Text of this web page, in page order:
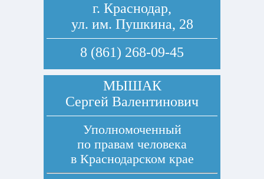
г. Краснодар,
ул. им. Пушкина, 28
8 (861) 268-09-45
МЫШАК
Сергей Валентинович
Уполномоченный
по правам человека
в Краснодарском крае